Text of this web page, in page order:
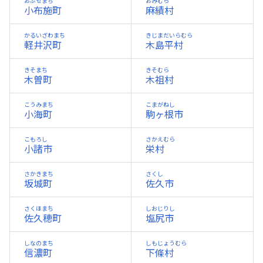
小布施町 麻績村
軽井沢町
かるいざわまち
木島平村
きじまだいらむら
木曽町
きそまち
木祖村
きそむら
小海町
こうみまち
駒ヶ根市
こまがねし
小諸市
こもろし
栄村
さかえむら
坂城町
さかきまち
佐久市
さくし
佐久穂町
さくほまち
塩尻市
しおじりし
信濃町
しなのまち
下條村
しもじょうむら